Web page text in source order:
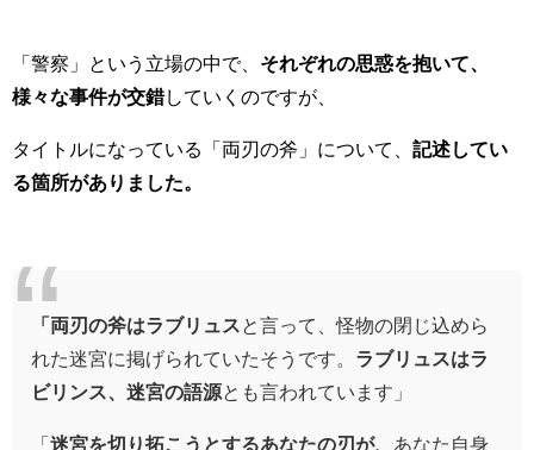
「警察」という立場の中で、 それぞれの思惑を抱いて、
様々な事件が交錯していくのですが、
タイトルになっている「両刃の斧」について、 記述してい
る箇所がありました。
「両刃の斧はラブリュス と言って、怪物の閉じ込めら
れた迷宮に掲げられていたそうです。 ラブリュスはラ
ビリンス、迷宮の語源とも言われています」
「 迷宮を切り拓こうとするあなたの刃が、 あなた自身